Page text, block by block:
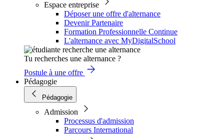
Espace entreprise
Déposer une offre d'alternance
Devenir Partenaire
Formation Professionnelle Continue
L'alternance avec MyDigitalSchool
Tu recherches une alternance ?
Postule à une offre
Pédagogie
Pédagogie
Admission
Processus d'admission
Parcours International